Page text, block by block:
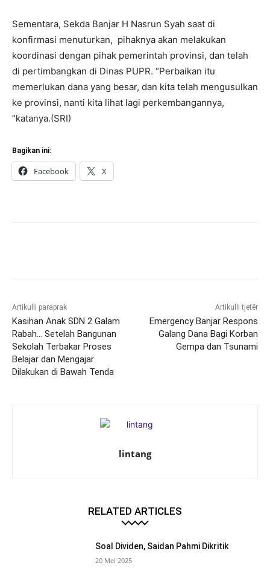
Sementara, Sekda Banjar H Nasrun Syah saat di
konfirmasi menuturkan, pihaknya akan melakukan
koordinasi dengan pihak pemerintah provinsi, dan telah
di pertimbangkan di Dinas PUPR. “Perbaikan itu
memerlukan dana yang besar, dan kita telah mengusulkan
ke provinsi, nanti kita lihat lagi perkembangannya,
”katanya.(SRI)
Bagikan ini:
Facebook X
Artikulli paraprak
Kasihan Anak SDN 2 Galam
Rabah… Setelah Bangunan
Sekolah Terbakar Proses
Belajar dan Mengajar
Dilakukan di Bawah Tenda
Artikulli tjetër
Emergency Banjar Respons
Galang Dana Bagi Korban
Gempa dan Tsunami
lintang
RELATED ARTICLES
Soal Dividen, Saidan Pahmi Dikritik
20 Mei 2025